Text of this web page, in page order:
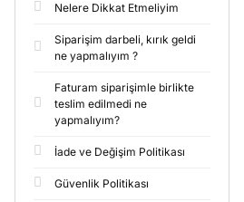
Nelere Dikkat Etmeliyim
Siparişim darbeli, kırık geldi
ne yapmalıyım ?
Faturam siparişimle birlikte
teslim edilmedi ne
yapmalıyım?
İade ve Değişim Politikası
Güvenlik Politikası